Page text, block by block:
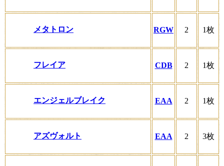
メタトロン RGW 2 1枚
フレイア CDB 2 1枚
エンジェルブレイク EAA 2 1枚
アズヴォルト EAA 2 3枚